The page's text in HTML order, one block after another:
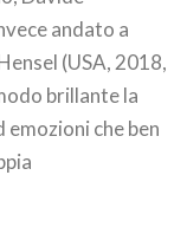
andato a
(USA, 2018,
brillante la
che ben